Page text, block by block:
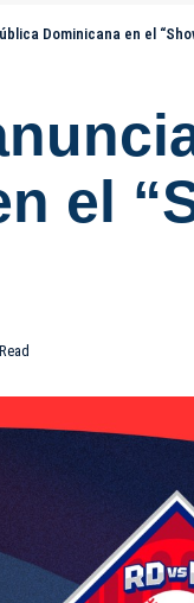
Dominicana en el
el